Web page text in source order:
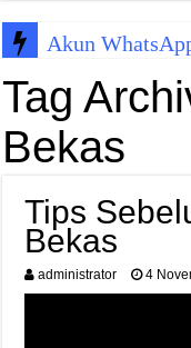
Akun
Tag
Bekas
Tips
Bekas
administrator 4